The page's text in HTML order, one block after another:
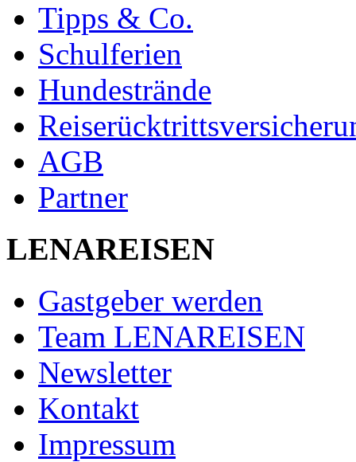
Tipps & Co.
Schulferien
Hundestrände
AGB
Partner
LENAREISEN
Gastgeber werden
Team LENAREISEN
Newsletter
Kontakt
Impressum